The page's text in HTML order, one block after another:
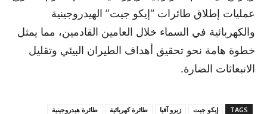
عمليات إطلاق طائرات “إيكو جيت” الهيدروجينية
والكهربائية في السماء خلال العامين القادمين، مما يمثل
خطوة هامة نحو تحقيق أهداف الطيران البيئي وتقليل
الانبعاثات الضارة.
TAGS إيكو جيت زيرو آفيا طائرة كهربائية طائرة هيدروجينية